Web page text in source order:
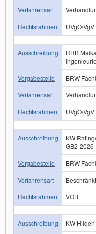
Verfahrensart
Rechtsrahmen
UVgO/VgV
Ausschreibung
RRB
Vergabestelle
BRW
Verfahrensart
Rechtsrahmen
UVgO/VgV
Ausschreibung
KW
GB2-
Vergabestelle
BRW
Verfahrensart
Rechtsrahmen
VOB
Ausschreibung
KW